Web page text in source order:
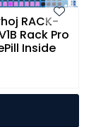
RACK-
Rack Pro
Inside